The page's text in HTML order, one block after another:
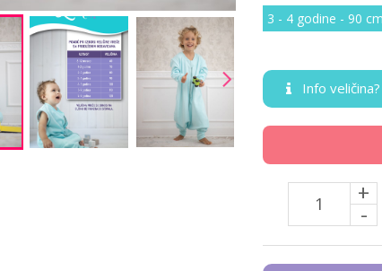
3 - 4 godine - 90
Info veličina?
+
-